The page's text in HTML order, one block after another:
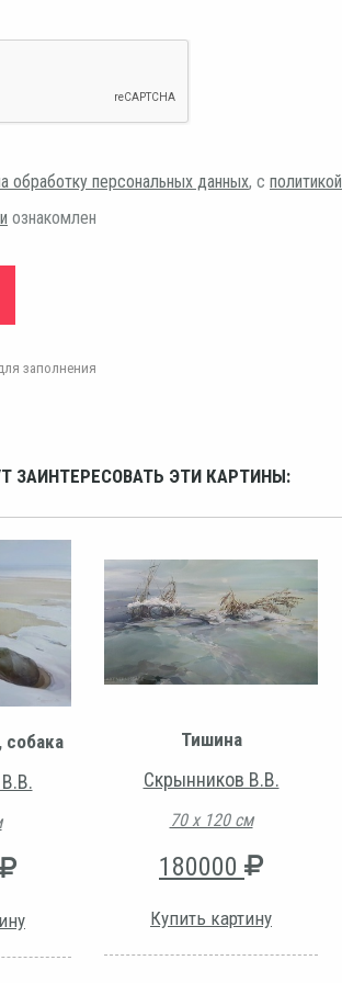
обработку персональных данных, с политикой
ознакомлен
заполнения
ЗАИНТЕРЕСОВАТЬ ЭТИ КАРТИНЫ:
Тишина
Скрынников В.В.
70 х 120 см
180000
Купить картину